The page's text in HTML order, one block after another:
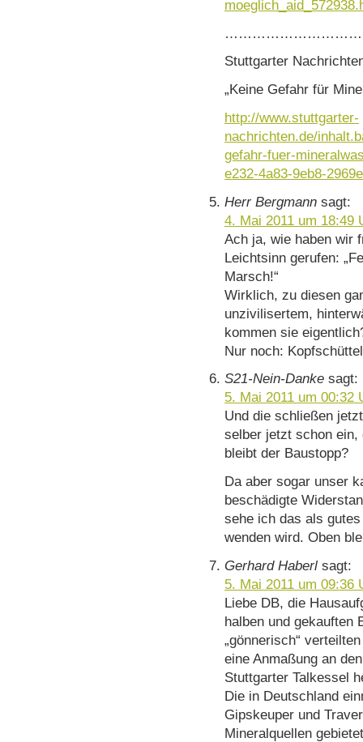
Stuttgarter
„Keine Gefahr für
http://www.stuttgarter-
nachrichten.de/
gefahr-fuer-
e232-4a83-9eb8-
Herr Bergmann sagt:
4. Mai 2011 um 18:49
Ach ja, wie haben wir
Leichtsinn gerufen:
Marsch!“
Wirklich, zu diesen
unzivilisertem,
kommen sie
Nur noch:
S21-Nein-Danke sagt:
5. Mai 2011 um 00:32
Und die schließen
selber jetzt schon ein,
bleibt der Baustopp?
Da aber sogar unser
beschädigte
sehe ich das als
wenden wird. Oben
Gerhard Haberl sagt:
5. Mai 2011 um 09:36
Liebe DB, die
halben und gekauften
„gönnerisch“
eine Anmaßung an
Stuttgarter Talkessel
Die in Deutschland
Gipskeuper und
Mineralquellen